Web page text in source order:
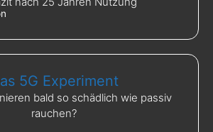
5G Experiment
bald so schädlich wie passiv
rauchen?